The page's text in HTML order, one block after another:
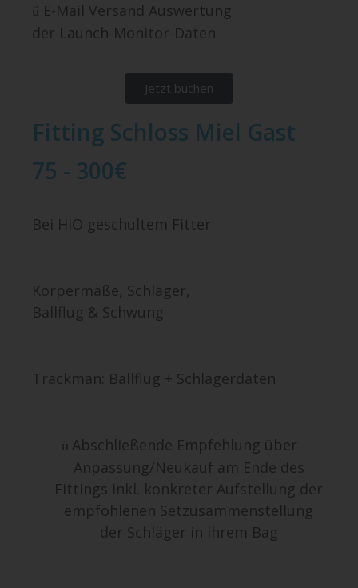
ü E-Mail Versand Auswertung
der Launch-Monitor-Daten
Jetzt buchen
Fitting Schloss Miel Gast
75 - 300€
Bei HiO geschultem Fitter
Körpermaße, Schläger,
Ballflug & Schwung
Trackman: Ballflug + Schlägerdaten
ü Abschließende Empfehlung über
Anpassung/Neukauf am Ende des
Fittings inkl. konkreter Aufstellung der
empfohlenen Setzusammenstellung
der Schläger in ihrem Bag